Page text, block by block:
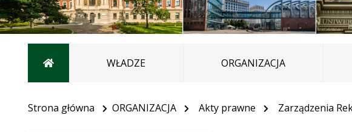
Strona głównaWŁADZE ORGANIZACJA
Strona główna ORGANIZACJA Akty prawne Zarządzenia